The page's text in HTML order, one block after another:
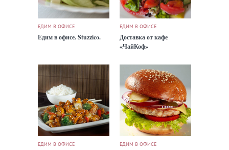
ЕДИМ В ОФИСЕ
Едим в офисе. Stuzzico.
ЕДИМ В ОФИСЕ
Доставка от кафе
«ЧайКоф»
ЕДИМ В ОФИСЕ ЕДИМ В ОФИСЕ